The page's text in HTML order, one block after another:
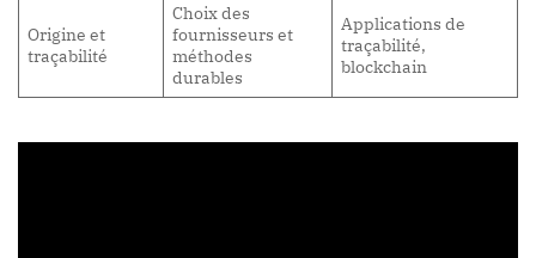
Origine et
traçabilité
Choix des
fournisseurs et
méthodes
durables
Applications de
traçabilité,
blockchain